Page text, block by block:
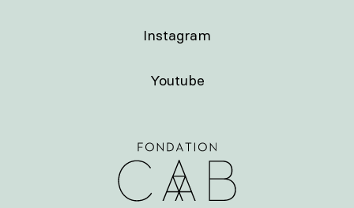
Instagram
Youtube